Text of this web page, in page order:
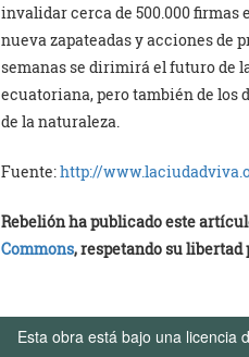
invalidar cerca de 500.000 firmas
nueva zapateadas y acciones de
semanas se dirimirá el futuro de
ecuatoriana, pero también de los
de la naturaleza.
Fuente:http://
Rebelión ha publicado este
Commons, respetando su
Esta obra está bajo una licencia